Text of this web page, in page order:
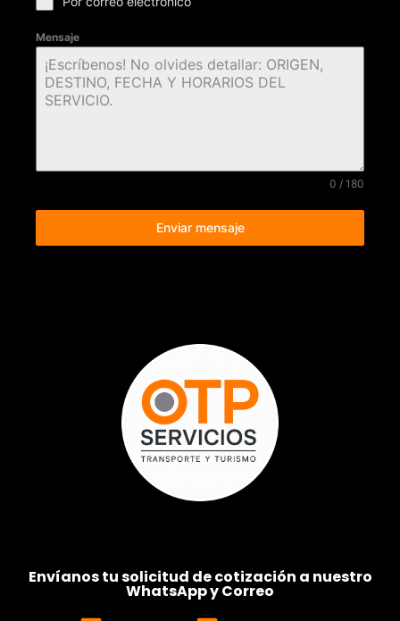
Mensaje
0 / 180
Enviar mensaje
Envíanos tu solicitud de cotización a nuestro
WhatsApp y Correo